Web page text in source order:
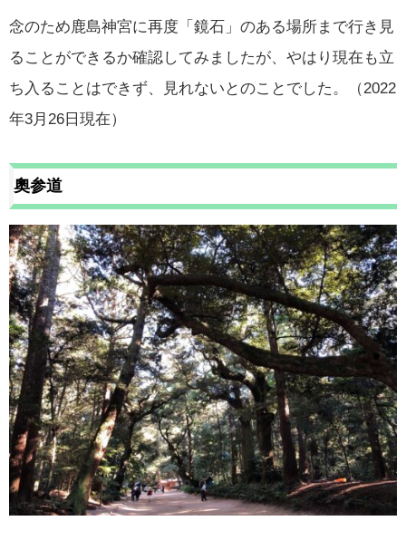
念のため鹿島神宮に再度「鏡石」のある場所まで行き見
ることができるか確認してみましたが、やはり現在も立
ち入ることはできず、見れないとのことでした。（2022
年3月26日現在）
奧参道